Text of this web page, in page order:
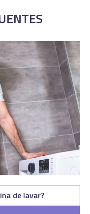
de lavar?